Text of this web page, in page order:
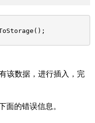
该数据，进行插入，完
的错误信息。